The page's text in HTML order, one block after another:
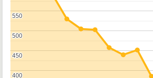
400
400
450
450
500
500
550
550